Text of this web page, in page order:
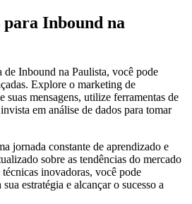
para Inbound na
de Inbound na Paulista, você pode
Explore o marketing de
suas mensagens, utilize ferramentas de
em análise de dados para tomar
jornada constante de aprendizado e
sobre as tendências do mercado
inovadoras, você pode
estratégia e alcançar o sucesso a